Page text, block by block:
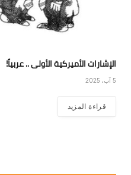
الإشارات الأميركية الأولى .. عربياً!
5 آب، 2025
قراءة المزيد